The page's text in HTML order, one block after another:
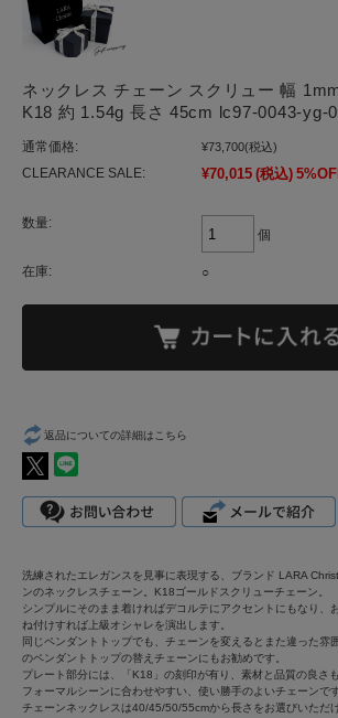
ネックレス チェーン スクリュー 幅
K18 約 1.54g 長さ 45cm lc97-0043-yg-
通常価格: ¥73,700(税込)
CLEARANCE SALE: ¥70,015 (税込)
数量:
個
在庫: ○
返品についての詳細はこちら
洗練されたエレガンスを見事に表現する、ブランド LARA
ンのネックレスチェーン。K18ゴールドスクリューチェーン。
シンプルにそのまま着ければデコルテにアクセントにもなり、
ね付けすれば上級オシャレを演出します。
同じペンダントトップでも、チェーンを変えるとまた違った雰
のペンダントトップの替えチェーンにもお勧めです。
プレート部分には、「K18」の刻印が有り、素材と品質の良さ
フォーマルシーンに合わせやすい、使い勝手のよいチェーンです
チェーンネックレスは40/45/50/55cmから長さをお選びいただけ